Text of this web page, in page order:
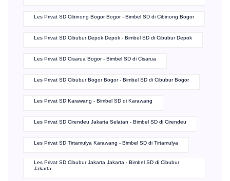
Les Privat SD Cibinong Bogor Bogor - Bimbel SD di Cibinong Bogor
Les Privat SD Cibubur Depok Depok - Bimbel SD di Cibubur Depok
Les Privat SD Cisarua Bogor - Bimbel SD di Cisarua
Les Privat SD Cibubur Bogor Bogor - Bimbel SD di Cibubur Bogor
Les Privat SD Karawang - Bimbel SD di Karawang
Les Privat SD Cirendeu Jakarta Selatan - Bimbel SD di Cirendeu
Les Privat SD Tirtamulya Karawang - Bimbel SD di Tirtamulya
Les Privat SD Cibubur Jakarta Jakarta - Bimbel SD di Cibubur
Jakarta